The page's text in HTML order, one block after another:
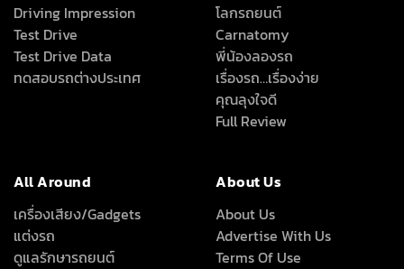
Driving Impression
Test Drive
Test Drive Data
ทดสอบรถต่างประเทศ
โลกรถยนต์
Carnatomy
พี่น้องลองรถ
เรื่องรถ…เรื่องง่าย
คุณลุงใจดี
Full Review
All Around
เครื่องเสียง/Gadgets
แต่งรถ
ดูแลรักษารถยนต์
About Us
About Us
Advertise With Us
Terms Of Use